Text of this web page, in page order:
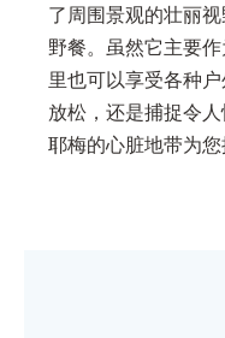
了周围景观的壮丽
野餐。虽然它主要
里也可以享受各种
放松，还是捕捉令
耶梅的心脏地带为您